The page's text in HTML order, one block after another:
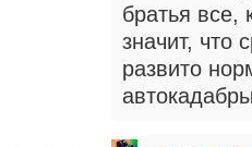
братья все,
значит, что
развито